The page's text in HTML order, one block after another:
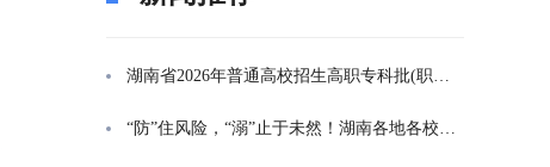
湖南省2026年普通高校招生高职专科批(职高对口类)第一次投档分数线
“防”住风险，“溺”止于未然！湖南各地各校打响防溺水“保卫战”